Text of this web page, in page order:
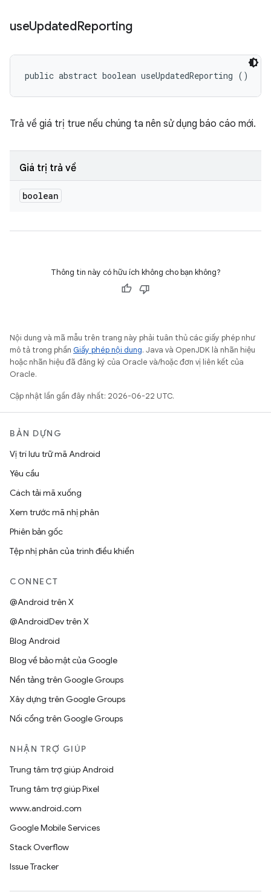
useUpdatedReporting
public abstract boolean useUpdatedReporting ()
Trả về giá trị true nếu chúng ta nên sử dụng báo cáo mới.
Giá trị trả về
boolean
Thông tin này có hữu ích không cho bạn không?
Nội dung và mã mẫu trên trang này phải tuân thủ các giấy phép như
mô tả trong phần Giấy phép nội dung. Java và OpenJDK là nhãn hiệu
hoặc nhãn hiệu đã đăng ký của Oracle và/hoặc đơn vị liên kết của
Oracle.
Cập nhật lần gần đây nhất: 2026-06-22 UTC.
BẢN DỰNG
Vị trí lưu trữ mã Android
Yêu cầu
Cách tải mã xuống
Xem trước mã nhị phân
Phiên bản gốc
Tệp nhị phân của trình điều khiển
CONNECT
@Android trên X
@AndroidDev trên X
Blog Android
Blog về bảo mật của Google
Nền tảng trên Google Groups
Xây dựng trên Google Groups
Nối cổng trên Google Groups
NHẬN TRỢ GIÚP
Trung tâm trợ giúp Android
Trung tâm trợ giúp Pixel
www.android.com
Google Mobile Services
Stack Overflow
Issue Tracker